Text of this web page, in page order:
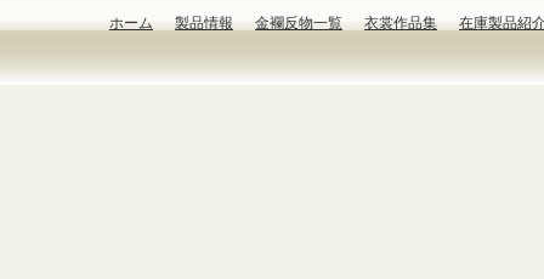
ホーム 製品情報 金襴反物一覧 衣裳作品集 在庫製品紹